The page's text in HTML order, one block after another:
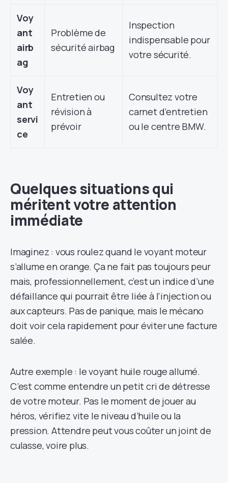
Voy
ant
airb
ag
Problème de
sécurité airbag
Inspection
indispensable pour
votre sécurité.
Voy
ant
servi
ce
Entretien ou
révision à
prévoir
Consultez votre
carnet d’entretien
ou le centre BMW.
Quelques situations qui
méritent votre attention
immédiate
Imaginez : vous roulez quand le voyant moteur
s’allume en orange. Ça ne fait pas toujours peur
mais, professionnellement, c’est un indice d’une
défaillance qui pourrait être liée à l’injection ou
aux capteurs. Pas de panique, mais le mécano
doit voir cela rapidement pour éviter une facture
salée.
Autre exemple : le voyant huile rouge allumé.
C’est comme entendre un petit cri de détresse
de votre moteur. Pas le moment de jouer au
héros, vérifiez vite le niveau d’huile ou la
pression. Attendre peut vous coûter un joint de
culasse, voire plus.